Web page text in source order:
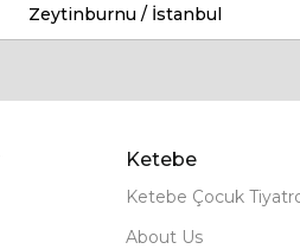
Zeytinburnu / İstanbul
Ketebe
Ketebe Çocuk
About Us